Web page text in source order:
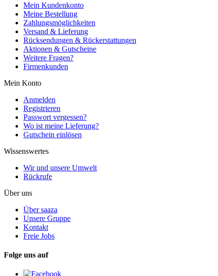
Mein Kundenkonto
Meine Bestellung
Zahlungsmöglichkeiten
Versand & Lieferung
Rücksendungen & Rückerstattungen
Aktionen & Gutscheine
Weitere Fragen?
Firmenkunden
Mein Konto
Anmelden
Registrieren
Passwort vergessen?
Wo ist meine Lieferung?
Gutschein einlösen
Wissenswertes
Wir und unsere Umwelt
Rückrufe
Über uns
Über saaza
Unsere Gruppe
Kontakt
Freie Jobs
Folge uns auf